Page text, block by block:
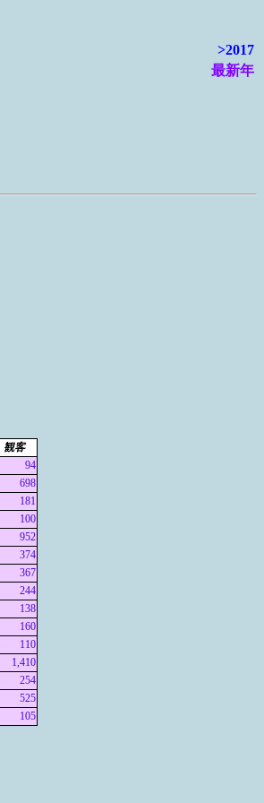
>2017
最新年
観客
94
698
181
100
952
374
367
244
138
160
110
1,410
254
525
105